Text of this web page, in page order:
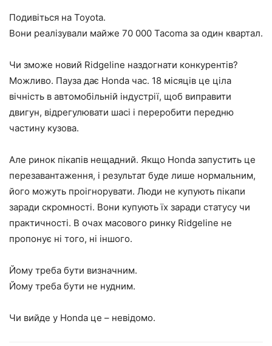
Подивіться на Toyota.
Вони реалізували майже 70 000 Tacoma за один квартал.
Чи зможе новий Ridgeline наздогнати конкурентів?
Можливо. Пауза дає Honda час. 18 місяців це ціла
вічність в автомобільній індустрії, щоб виправити
двигун, відрегулювати шасі і переробити передню
частину кузова.
Але ринок пікапів нещадний. Якщо Honda запустить це
перезавантаження, і результат буде лише нормальним,
його можуть проігнорувати. Люди не купують пікапи
заради скромності. Вони купують їх заради статусу чи
практичності. В очах масового ринку Ridgeline не
пропонує ні того, ні іншого.
Йому треба бути визначним.
Йому треба бути не нудним.
Чи вийде у Honda це – невідомо.